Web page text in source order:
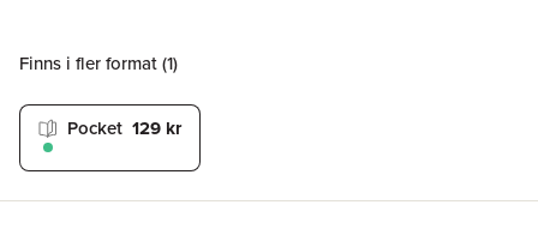
Finns i fler format (1)
Pocket 129 kr